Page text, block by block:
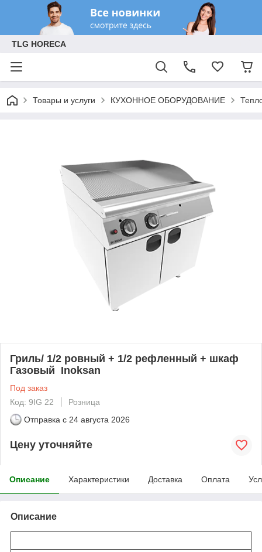
TLG HORECA
Товары и услуги КУХОННОЕ ОБОРУДОВАНИЕ
Гриль/ 1/2 ровный + 1/2 рефленный + шкаф
Газовый Inoksan
Под заказ
Код: 9IG 22
Розница
Отправка с 24 августа 2026
Цену уточняйте
Описание Характеристики Доставка Оплата
Описание